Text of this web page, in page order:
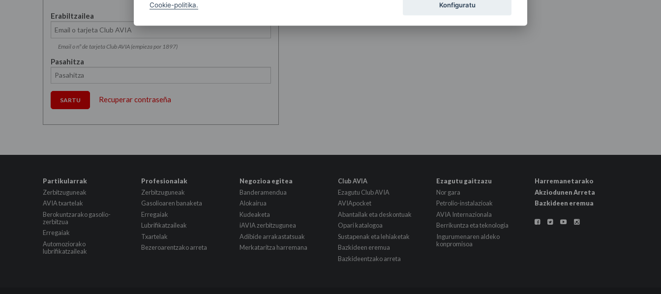
Erabiltzailea
Email o nº de tarjeta Club AVIA (empieza por 1897)
Pasahitza
SARTU Recuperar contraseña
Partikularrak
Zerbitzuguneak
AVIA txartelak
Berokuntzarako gasolio-
zerbitzua
Erregaiak
Automoziorako
lubrifikatzaileak
Profesionalak
Zerbitzuguneak
Gasolioaren banaketa
Erregaiak
Lubrifikatzaileak
Txartelak
Bezeroarentzako arreta
Negozioa egitea
Banderamendua
Alokairua
Kudeaketa
iAVIA zerbitzugunea
Adibide arrakastatsuak
Merkataritza harremana
Club AVIA
Ezagutu Club AVIA
AVIApocket
Abantailak eta deskontuak
Opari katalogoa
Sustapenak eta lehiaketak
Bazkideen eremua
Bazkideentzako arreta
Ezagutu gaitzazu
Nor gara
Petrolio-instalazioak
AVIA Internazionala
Berrikuntza eta teknologia
Ingurumenaren aldeko
konpromisoa
Harremanetarako
Akziodunen Arreta
Bazkideen eremua
   
Cookie-politika.
Konfiguratu